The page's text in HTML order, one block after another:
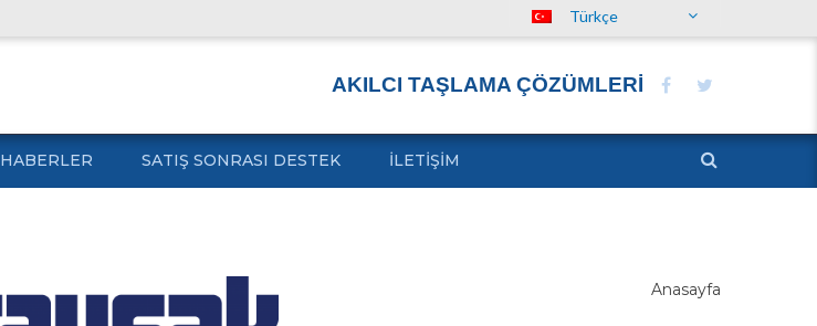
Türkçe
AKILCI TAŞLAMA ÇÖZÜMLERİ
HABERLER SATIŞ SONRASI DESTEK İLETIŞIM
Anasayfa